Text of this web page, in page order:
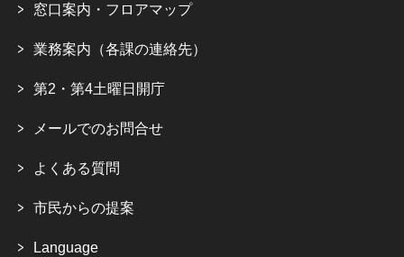
窓口案内・フロアマップ
業務案内（各課の連絡先）
第2・第4土曜日開庁
メールでのお問合せ
よくある質問
市民からの提案
Language